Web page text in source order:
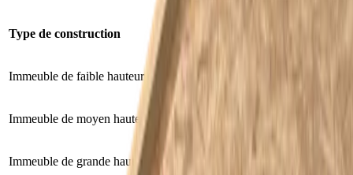
Type de construction Résistance au feu
Immeuble de faible hauteur (h < 10m)
Immeuble de moyen hauteur (h 10-25m)
Immeuble de grande hauteur (h > 25m)